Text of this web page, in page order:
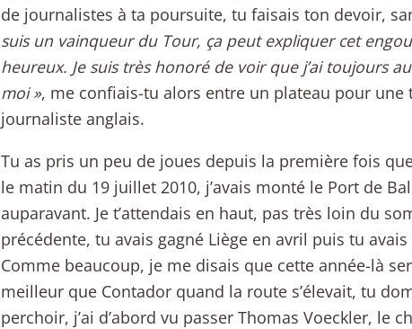
de journalistes à ta poursuite, tu faisais ton devoir,
suis un vainqueur du Tour, ça peut expliquer cet
heureux. Je suis très honoré de voir que j’ai toujours
moi », me confiais-tu alors entre un plateau pour une
journaliste anglais.
Tu as pris un peu de joues depuis la première fois que
le matin du 19 juillet 2010, j’avais monté le Port de
auparavant. Je t’attendais en haut, pas très loin du
précédente, tu avais gagné Liège en avril puis tu
Comme beaucoup, je me disais que cette année-là
meilleur que Contador quand la route s’élevait, tu
perchoir, j’ai d’abord vu passer Thomas Voeckler, le